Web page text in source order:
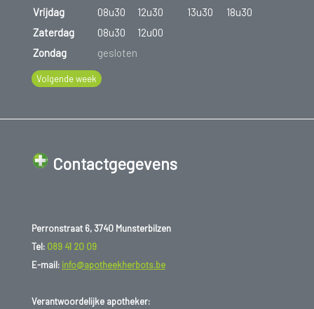
Vrijdag
08u30 12u30 13u30
18u30
Zaterdag
08u30
12u00
Zondag
gesloten
Volgende week
Contactgegevens
Perronstraat 6, 3740 Munsterbilzen
Tel: 089 41 20 09
E-mail: info@apotheekherbots.be
Verantwoordelijke apotheker: